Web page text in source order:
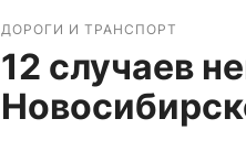
ДОРОГИ И ТРАНСПОРТ
12 случаев